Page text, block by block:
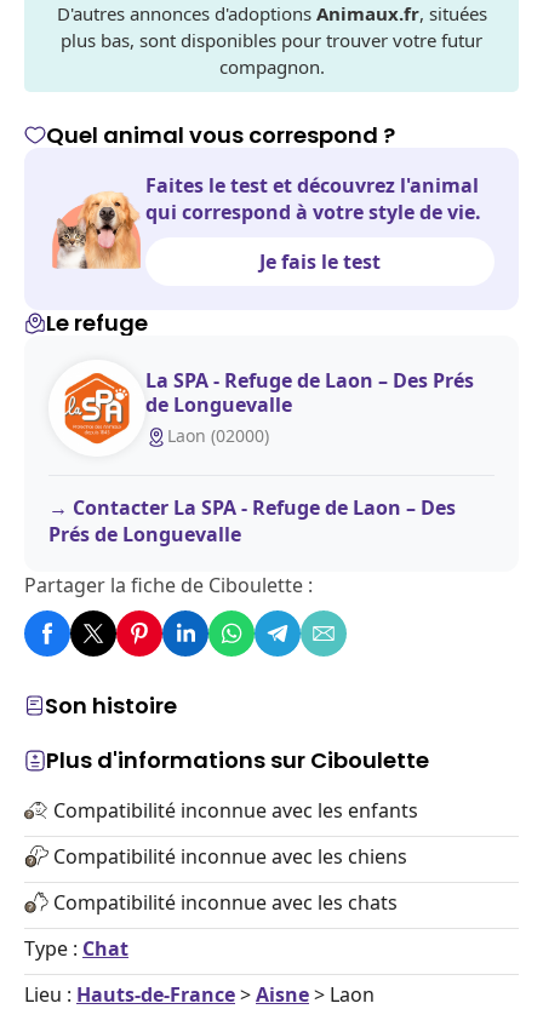
D'autres annonces d'adoptions Animaux.fr, situées
plus bas, sont disponibles pour trouver votre futur
compagnon.
Son histoire
Plus d'informations sur Ciboulette
Compatibilité inconnue avec les enfants
Compatibilité inconnue avec les chiens
Compatibilité inconnue avec les chats
Type : Chat
Lieu : Hauts-de-France>Aisne> Laon
Quel animal vous correspond ?
Faites le test et découvrez l'animal
qui correspond à votre style de vie.
Je fais le test
Le refuge
La SPA - Refuge de Laon – Des Prés
de Longuevalle
Laon (02000)
Contacter La SPA - Refuge de Laon – Des
Prés de Longuevalle
Partager la fiche de Ciboulette :